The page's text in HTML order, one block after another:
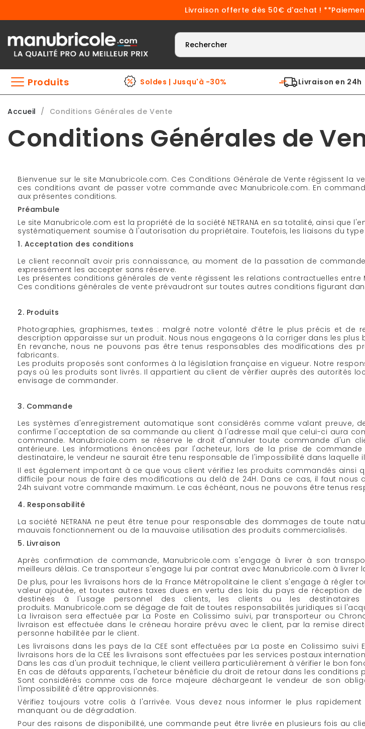
Livraison offerte dès 50€ d'achat !
Produits Soldes | Jusqu'à -30% Livraison en 24h
Accueil Conditions Générales de Vente
Conditions Générales de
Bienvenue sur le site Manubricole.com. Ces Conditions Générale de Vente régissent
ces conditions avant de passer votre commande avec Manubricole.com. En
aux présentes conditions.
Préambule
Le site Manubricole.com est la propriété de la société NETRANA en sa totalité, ainsi que
systématiquement soumise à l'autorisation du propriétaire. Toutefois, les liaisons du
1. Acceptation des conditions
Le client reconnaît avoir pris connaissance, au moment de la passation de
expressément les accepter sans réserve.
Les présentes conditions générales de vente régissent les relations contractuelles
Ces conditions générales de vente prévaudront sur toutes autres conditions figurant
2. Produits
Photographies, graphismes, textes : malgré notre volonté d’être le plus précis et
description apparaisse sur un produit. Nous nous engageons à la corriger dans les plus
En revanche, nous ne pouvons pas être tenus responsables des modifications des
fabricants.
Les produits proposés sont conformes à la législation française en vigueur. Notre
pays où les produits sont livrés. Il appartient au client de vérifier auprès des autorités
envisage de commander.
3. Commande
Les systèmes d'enregistrement automatique sont considérés comme valant
confirme l'acceptation de sa commande au client à l'adresse mail que celui-ci aura
commande. Manubrciole.com se réserve le droit d'annuler toute commande d'un
antérieure. Les informations énoncées par l'acheteur, lors de la prise de
destinataire, le vendeur ne saurait être tenu responsable de l'impossibilité dans laquelle
Il est également important à ce que vous client vérifiez les produits commandés ainsi
difficile pour nous de faire des modifications au delà de 24H. Dans ce cas, il faut
24h suivant votre commande maximum. Le cas échéant, nous ne pouvons être tenus
4. Responsabilité
La société NETRANA ne peut être tenue pour responsable des dommages de toute
mauvais fonctionnement ou de la mauvaise utilisation des produits commercialisés.
5. Livraison
Après confirmation de commande, Manubricole.com s'engage à livrer à son
meilleurs délais. Ce transporteur s'engage lui par contrat avec Manubricole.com à
De plus, pour les livraisons hors de la France Métropolitaine le client s'engage à régler
valeur ajoutée, et toutes autres taxes dues en vertu des lois du pays de réception
destinées à l'usage personnel des clients, les clients ou les
produits. Manubricole.com se dégage de fait de toutes responsabilités juridiques si
La livraison sera effectuée par La Poste en Colissimo suivi, par transporteur ou
livraison est effectuée dans le créneau horaire prévu avec le client, par la remise
personne habilitée par le client.
Les livraisons dans les pays de la CEE sont effectuées par La poste en Colissimo
livraisons hors de la CEE les livraisons sont effectuées par les services postaux
Dans les cas d'un produit technique, le client veillera particulièrement à vérifier le bon
En cas de défauts apparents, l'acheteur bénéficie du droit de retour dans les conditions
Sont considérés comme cas de force majeure déchargeant le vendeur de son
l'impossibilité d'être approvisionnés.
Vérifiez toujours votre colis à l'arrivée. Vous devez nous informer le plus
manquant ou de dégradation.
Pour des raisons de disponibilité, une commande peut être livrée en plusieurs fois au